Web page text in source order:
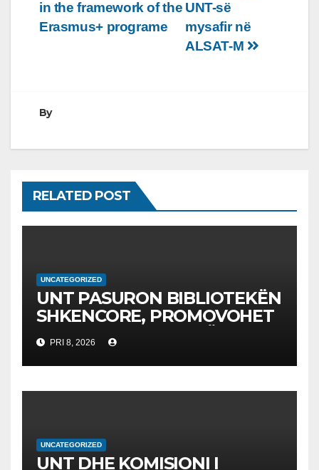
te
UNT-së
mysafir në
ALSAT-M
in the framework of the
Erasmus+ programe
By
RELATED POST
UNCATEGORIZED
UNT PASURON BIBLIOTEKËN
SHKENCORE, PROMOVOHET
LIBRI SHKENCAT E TË
DHËNAVE, NGA PROF. DR.
BEKIM FETAJI
PRI 8, 2026
UNCATEGORIZED
UNT DHE KOMISIONI I